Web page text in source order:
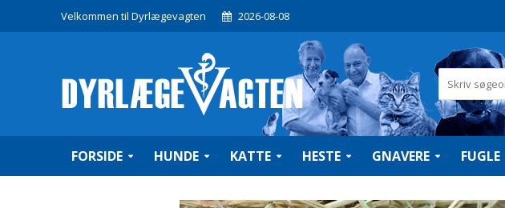
Velkommen til Dyrlægevagten 2026-08-08
FORSIDE HUNDE KATTE HESTE GNAVERE FUGLE